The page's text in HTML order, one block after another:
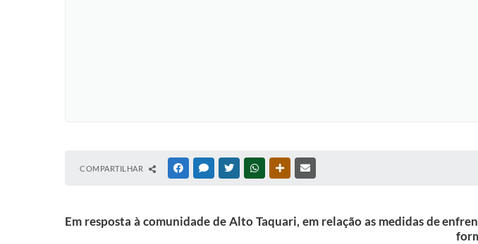
COMPARTILHAR FACEBOOKMESSENGER
TWITTERWHATSAPPOUTRAS MÍDIAS
Em resposta à comunidade de Alto Taquari, em relação as medidas de